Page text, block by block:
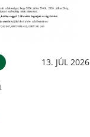
13. JÚL 2026